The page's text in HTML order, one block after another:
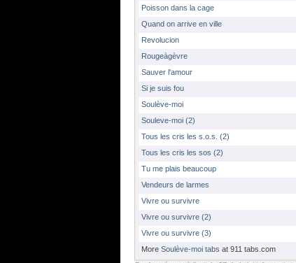
Poisson dans la cage
Quand on arrive en ville
Revolucion
Rougeàgèvre
Sauver l'amour
Si je suis fou
Soulève-moi
Souleve-moi (2)
Tous les cris les s.o.s. (2)
Tous les cris les sos (2)
Tu me plais beaucoup
Vendeurs de larmes
Vivre ou survivre
Vivre ou survivre (2)
Vivre ou survivre (3)
More Soulève-moi tabs at 911 tabs.com